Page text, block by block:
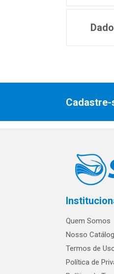
Quem Somos
Nosso
Termos de
Política de